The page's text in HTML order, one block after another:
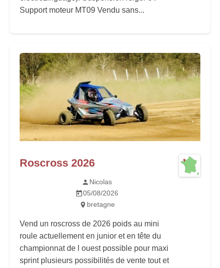
Support moteur MT09 Vendu sans...
Roscross 2026
Nicolas
05/08/2026
bretagne
Vend un roscross de 2026 poids au mini
roule actuellement en junior et en tête du
championnat de l ouest possible pour maxi
sprint plusieurs possibilités de vente tout et